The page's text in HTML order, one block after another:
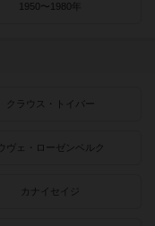
1950〜1980年
クラウス・トイバー
ウヴェ・ローゼンベルク
カナイセイジ